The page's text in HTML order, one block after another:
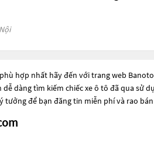
hợp nhất hãy đến với trang web
dàng tìm kiếm chiếc xe ô tô đã qua sử
để bạn đăng tin miễn phí và rao